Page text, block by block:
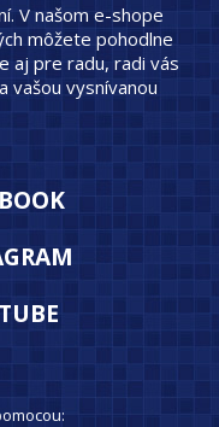
V našom e-shope
môžete pohodlne
aj pre radu, radi vás
vašou vysnívanou